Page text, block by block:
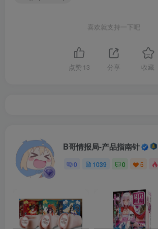
喜欢就支持一下吧
点赞 13 分享 收藏
B哥情报局-产品指南针
0 1039 0 5